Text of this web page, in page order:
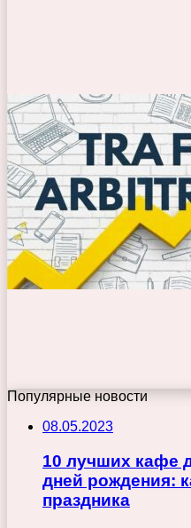
Популярные новости
08.05.2023
10 лучших кафе
дней рождения:
праздника